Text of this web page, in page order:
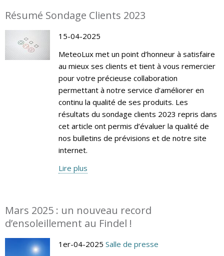
Résumé Sondage Clients 2023
15-04-2025
MeteoLux met un point d’honneur à satisfaire
au mieux ses clients et tient à vous remercier
pour votre précieuse collaboration
permettant à notre service d’améliorer en
continu la qualité de ses produits. Les
résultats du sondage clients 2023 repris dans
cet article ont permis d’évaluer la qualité de
nos bulletins de prévisions et de notre site
internet.
Lire plus
Mars 2025 : un nouveau record
d’ensoleillement au Findel !
1er-04-2025 Salle de presse